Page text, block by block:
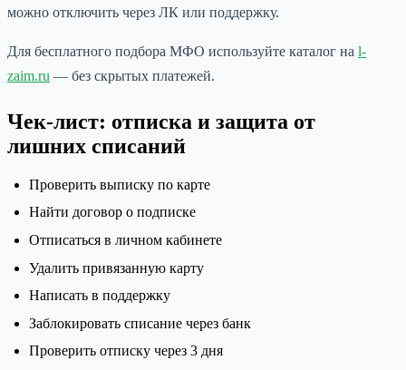
можно отключить через ЛК или поддержку.
Для бесплатного подбора МФО используйте каталог на l-
zaim.ru — без скрытых платежей.
Чек-лист: отписка и защита от
лишних списаний
Проверить выписку по карте
Найти договор о подписке
Отписаться в личном кабинете
Удалить привязанную карту
Написать в поддержку
Заблокировать списание через банк
Проверить отписку через 3 дня